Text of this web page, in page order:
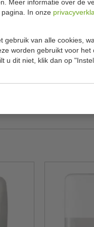
Meer informatie over de
pagina. In onze
gebruik van alle cookies,
worden gebruikt voor het
u dit niet, klik dan op
Afmeting
Vermogen